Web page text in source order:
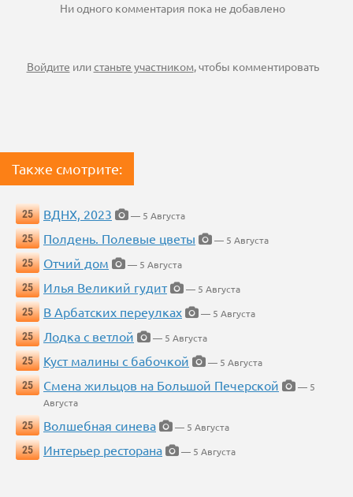
Ни одного комментария пока не добавлено
Войдите илистаньте участником, чтобы комментировать
Также смотрите:
25 ВДНХ, 2023
— 5 Августа
25
Полдень. Полевые цветы
— 5 Августа
25
Отчий дом
— 5 Августа
25
Илья Великий гудит
— 5 Августа
25
В Арбатских переулках
— 5 Августа
25
Лодка с ветлой
— 5 Августа
25
Куст малины с бабочкой
— 5 Августа
25
Смена жильцов на Большой Печерской
— 5
Августа
25
Волшебная синева
— 5 Августа
25
Интерьер ресторана — 5 Августа